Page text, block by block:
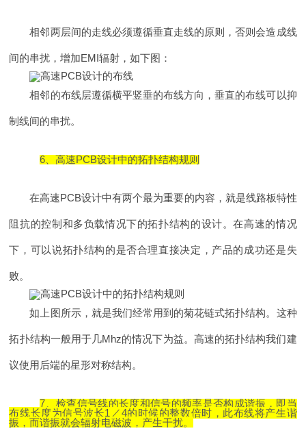
相邻两层间的走线必须遵循垂直走线的原则，否则会造成线
间的串扰，增加EMI辐射，如下图：
相邻的布线层遵循横平竖垂的布线方向，垂直的布线可以抑
制线间的串扰。
6、高速PCB设计中的拓扑结构规则
在高速PCB设计中有两个最为重要的内容，就是线路板特性
阻抗的控制和多负载情况下的拓扑结构的设计。在高速的情况
下，可以说拓扑结构的是否合理直接决定，产品的成功还是失
败。
如上图所示，就是我们经常用到的菊花链式拓扑结构。这种
拓扑结构一般用于几Mhz的情况下为益。高速的拓扑结构我们建
议使用后端的星形对称结构。
7、检查信号线的长度和信号的频率是否构成谐振，即当
布线长度为信号波长1／4的时候的整数倍时，此布线将产生谐
振，而谐振就会辐射电磁波，产生干扰。